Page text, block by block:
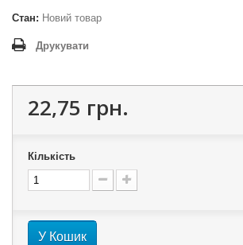
Стан: Новий товар
Друкувати
22,75 грн.
Кількість
У Кошик